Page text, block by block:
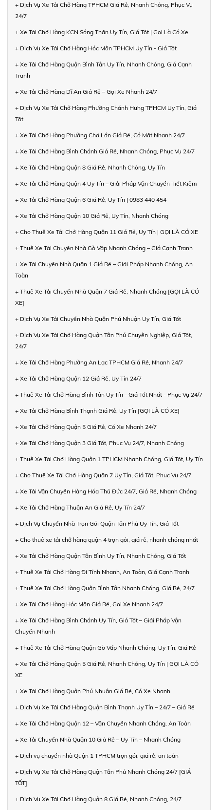
+ Dịch Vụ Xe Tải Chở Hàng TPHCM Giá Rẻ, Nhanh Chóng, Phục Vụ
24/7
+ Xe Tải Chở Hàng KCN Sóng Thần Uy Tín, Giá Tốt | Gọi Là Có Xe
+ Dịch Vụ Xe Tải Chở Hàng Hóc Môn TPHCM Uy Tín - Giá Tốt
+ Xe Tải Chở Hàng Quận Bình Tân Uy Tín, Nhanh Chóng, Giá Cạnh
Tranh
+ Xe Tải Chở Hàng Dĩ An Giá Rẻ – Gọi Xe Nhanh 24/7
+ Dịch Vụ Xe Tải Chở Hàng Phường Chánh Hưng TPHCM Uy Tín, Giá
Tốt
+ Xe Tải Chở Hàng Phường Chợ Lớn Giá Rẻ, Có Mặt Nhanh 24/7
+ Xe Tải Chở Hàng Bình Chánh Giá Rẻ, Nhanh Chóng, Phục Vụ 24/7
+ Xe Tải Chở Hàng Quận 8 Giá Rẻ, Nhanh Chóng, Uy Tín
+ Xe Tải Chở Hàng Quận 4 Uy Tín – Giải Pháp Vận Chuyển Tiết Kiệm
+ Xe Tải Chở Hàng Quận 6 Giá Rẻ, Uy Tín | 0983 440 454
+ Xe Tải Chở Hàng Quận 10 Giá Rẻ, Uy Tín, Nhanh Chóng
+ Cho Thuê Xe Tải Chở Hàng Quận 11 Giá Rẻ, Uy Tín | GỌI LÀ CÓ XE
+ Thuê Xe Tải Chuyển Nhà Gò Vấp Nhanh Chóng – Giá Cạnh Tranh
+ Xe Tải Chuyển Nhà Quận 1 Giá Rẻ – Giải Pháp Nhanh Chóng, An
Toàn
+ Thuê Xe Tải Chuyển Nhà Quận 7 Giá Rẻ, Nhanh Chóng [GỌI LÀ CÓ
XE]
+ Dịch Vụ Xe Tải Chuyển Nhà Quận Phú Nhuận Uy Tín, Giá Tốt
+ Dịch Vụ Xe Tải Chở Hàng Quận Tân Phú Chuyên Nghiệp, Giá Tốt,
24/7
+ Xe Tải Chở Hàng Phường An Lạc TPHCM Giá Rẻ, Nhanh 24/7
+ Xe Tải Chở Hàng Quận 12 Giá Rẻ, Uy Tín 24/7
+ Thuê Xe Tải Chở Hàng Bình Tân Uy Tín - Giá Tốt Nhất - Phục Vụ 24/7
+ Xe Tải Chở Hàng Bình Thạnh Giá Rẻ, Uy Tín [GỌI LÀ CÓ XE]
+ Xe Tải Chở Hàng Quận 5 Giá Rẻ, Có Xe Nhanh 24/7
+ Xe Tải Chở Hàng Quận 3 Giá Tốt, Phục Vụ 24/7, Nhanh Chóng
+ Thuê Xe Tải Chở Hàng Quận 1 TPHCM Nhanh Chóng, Giá Tốt, Uy Tín
+ Cho Thuê Xe Tải Chở Hàng Quận 7 Uy Tín, Giá Tốt, Phục Vụ 24/7
+ Xe Tải Vận Chuyển Hàng Hóa Thủ Đức 24/7, Giá Rẻ, Nhanh Chóng
+ Xe Tải Chở Hàng Thuận An Giá Rẻ, Uy Tín 24/7
+ Dịch Vụ Chuyển Nhà Trọn Gói Quận Tân Phú Uy Tín, Giá Tốt
+ Cho thuê xe tải chở hàng quận 4 trọn gói, giá rẻ, nhanh chóng nhất
+ Xe Tải Chở Hàng Quận Tân Bình Uy Tín, Nhanh Chóng, Giá Tốt
+ Thuê Xe Tải Chở Hàng Đi Tỉnh Nhanh, An Toàn, Giá Cạnh Tranh
+ Thuê Xe Tải Chở Hàng Quận Bình Tân Nhanh Chóng, Giá Rẻ, 24/7
+ Xe Tải Chở Hàng Hóc Môn Giá Rẻ, Gọi Xe Nhanh 24/7
+ Xe Tải Chở Hàng Bình Chánh Uy Tín, Giá Tốt – Giải Pháp Vận
Chuyển Nhanh
+ Thuê Xe Tải Chở Hàng Quận Gò Vấp Nhanh Chóng, Uy Tín, Giá Rẻ
+ Xe Tải Chở Hàng Quận 5 Giá Rẻ, Nhanh Chóng, Uy Tín | GỌI LÀ CÓ
XE
+ Xe Tải Chở Hàng Quận Phú Nhuận Giá Rẻ, Có Xe Nhanh
+ Dịch Vụ Xe Tải Chở Hàng Quận Bình Thạnh Uy Tín – 24/7 – Giá Rẻ
+ Xe Tải Chở Hàng Quận 12 – Vận Chuyển Nhanh Chóng, An Toàn
+ Xe Tải Chuyển Nhà Quận 10 Giá Rẻ – Uy Tín – Nhanh Chóng
+ Dịch vụ chuyển nhà Quận 1 TPHCM trọn gói, giá rẻ, an toàn
+ Dịch Vụ Xe Tải Chở Hàng Quận Tân Phú Nhanh Chóng 24/7 [GIÁ
TỐT]
+ Dịch Vụ Xe Tải Chở Hàng Quận 8 Giá Rẻ, Nhanh Chóng, 24/7